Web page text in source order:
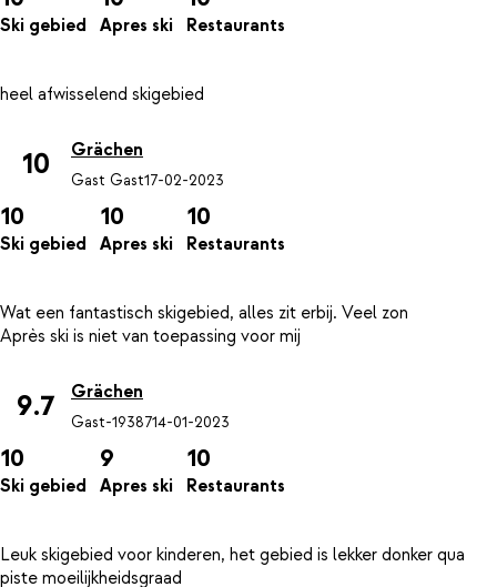
Ski gebied Apres ski Restaurants
10 Grächen
Gast Gast17-02-2023
10
Ski gebied
10
Apres ski
10
Restaurants
Wat een fantastisch skigebied, alles zit erbij. Veel zon
9.7 Grächen
Gast-1938714-01-2023
10
Ski gebied
9
Apres ski
10
Restaurants
Leuk skigebied voor kinderen, het gebied is lekker donker qua